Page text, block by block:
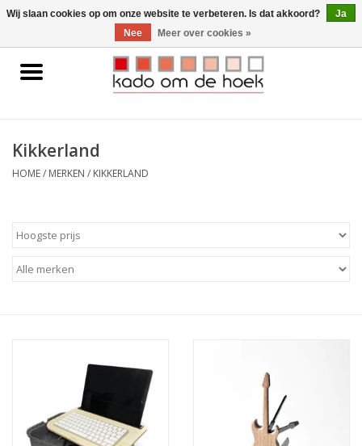
0 Artikelen - €0,00
Home
Gadgets
Kikkerland
HOME/ MERKEN / KIKKERLAND
Wij slaan cookies op om onze website te verbeteren. Is dat akkoord?
Ja
Nee
Meer over cookies »